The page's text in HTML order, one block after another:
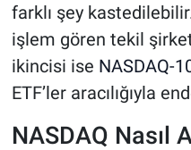
farklı şey
işlem gören tekil
ikincisi ise NASDAQ-
ETF’ler aracılığıyla
NASDAQ Nasıl